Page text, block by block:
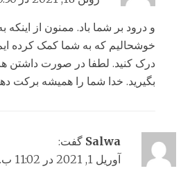
و درود بر شما باد. ممنون از اینکه
خوشحالیم که به شما کمک کرده
درک کنید. لطفا در صورت داشتن
بگیرید. خدا شما را همیشه برکت
Salwa گفت:
آوریل 1, 2021 در 11:02 ب.ظ